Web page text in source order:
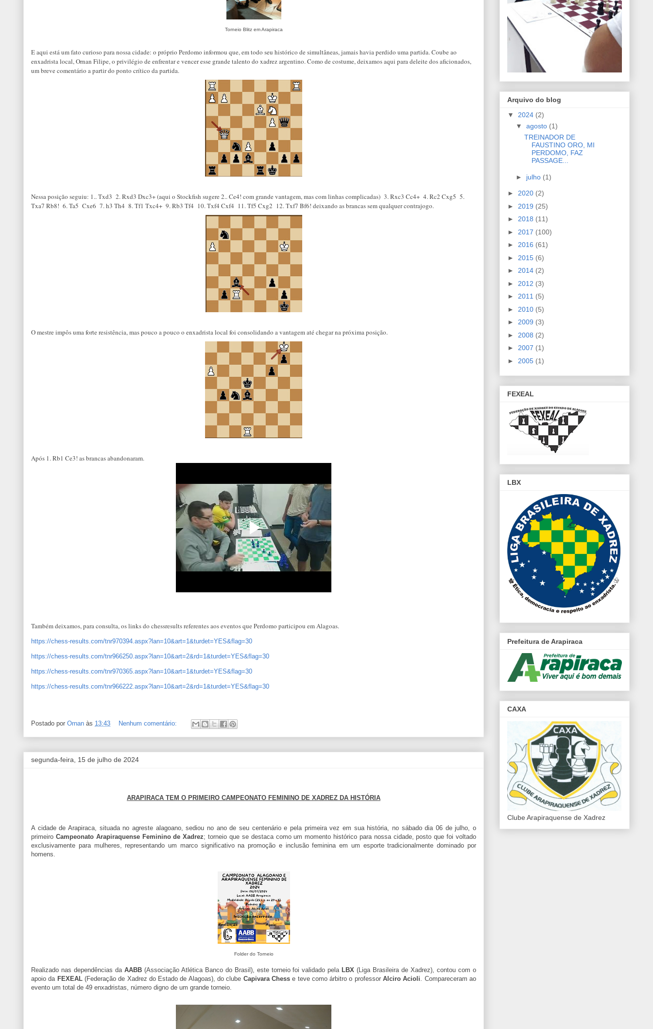
Torneio Blitz em Arapiraca
E aqui está um fato curioso para nossa cidade: o próprio Perdomo informou que, em todo seu histórico de simultâneas, jamais havia perdido uma partida. Coube ao
enxadrista local, Ornan Filipe, o privilégio de enfrentar e vencer esse grande talento do xadrez argentino. Como de costume, deixamos aqui para deleite dos aficionados,
um breve comentário a partir do ponto crítico da partida.
Nessa posição seguiu: 1.. Txd3 2. Rxd3 Dxc3+ (aqui o Stockfish sugere 2.. Ce4! com grande vantagem, mas com linhas complicadas) 3. Rxc3 Cc4+ 4. Rc2 Cxg5 5.
Txa7 Rb8! 6. Ta5 Cxe6 7. h3 Th4 8. Tf1 Txc4+ 9. Rb3 Tf4 10. Txf4 Cxf4 11. Tf5 Cxg2 12. Txf7 Bf6! deixando as brancas sem qualquer contrajogo.
O mestre impôs uma forte resistência, mas pouco a pouco o enxadrista local foi consolidando a vantagem até chegar na próxima posição.
Após 1. Rb1 Ce3! as brancas abandonaram.
Também deixamos, para consulta, os links do chessresults referentes aos eventos que Perdomo participou em Alagoas.
https://chess-results.com/tnr970394.aspx?lan=10&art=1&turdet=YES&flag=30
https://chess-results.com/tnr966250.aspx?lan=10&art=2&rd=1&turdet=YES&flag=30
https://chess-results.com/tnr970365.aspx?lan=10&art=1&turdet=YES&flag=30
https://chess-results.com/tnr966222.aspx?lan=10&art=2&rd=1&turdet=YES&flag=30
Postado por Ornan às 13:43 Nenhum comentário:
segunda-feira, 15 de julho de 2024
ARAPIRACA TEM O PRIMEIRO CAMPEONATO FEMININO DE XADREZ DA HISTÓRIA
A cidade de Arapiraca, situada no agreste alagoano, sediou no ano de seu centenário e pela primeira vez em sua história, no sábado dia 06 de julho, o
primeiro Campeonato Arapiraquense Feminino de Xadrez; torneio que se destaca como um momento histórico para nossa cidade, posto que foi voltado
exclusivamente para mulheres, representando um marco significativo na promoção e inclusão feminina em um esporte tradicionalmente dominado por
homens.
Folder do Torneio
Realizado nas dependências da AABB(Associação Atlética Banco do Brasil), este torneio foi validado pelaLBX (Liga Brasileira de Xadrez), contou com o
apoio da FEXEAL(Federação de Xadrez do Estado de Alagoas), do clube Capivara Chesse teve como árbitro o professorAlciro Acioli . Compareceram ao
evento um total de 49 enxadristas, número digno de um grande torneio.
Arquivo do blog
▼ 2024 (2)
▼ agosto (1)
TREINADOR DE
FAUSTINO ORO, MI
PERDOMO, FAZ
PASSAGE...
► julho (1)
► 2020 (2)
► 2019 (25)
► 2018 (11)
► 2017 (100)
► 2016 (61)
► 2015 (6)
► 2014 (2)
► 2012 (3)
► 2011 (5)
► 2010 (5)
► 2009 (3)
► 2008 (2)
► 2007 (1)
► 2005 (1)
FEXEAL
LBX
Prefeitura de Arapiraca
CAXA
Clube Arapiraquense de Xadrez